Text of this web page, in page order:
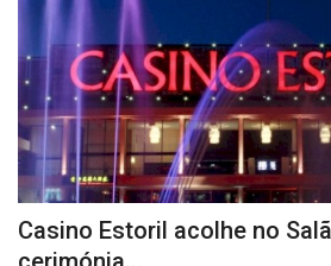
Casino Estoril acolhe no